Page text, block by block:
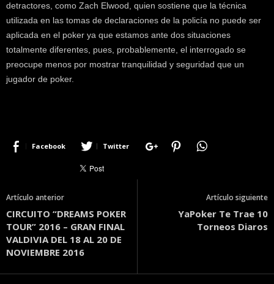
detractores, como Zach Elwood, quien sostiene que la técnica
utilizada en las tomas de declaraciones de la policía no puede ser
aplicada en el poker ya que estamos ante dos situaciones
totalmente diferentes, pues, probablemente, el interrogado se
preocupe menos por mostrar tranquilidad y seguridad que un
jugador de poker.
Facebook Twitter
Artículo anterior
CIRCUITO “DREAMS POKER
TOUR” 2016 – GRAN FINAL
VALDIVIA DEL 18 AL 20 DE
NOVIEMBRE 2016
Artículo siguiente
YaPoker Te Trae 10
Torneos Diaros